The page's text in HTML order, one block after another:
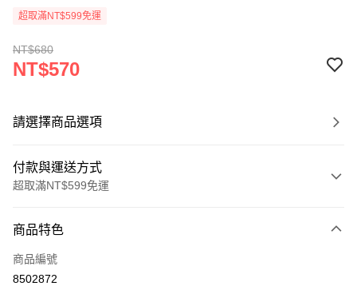
超取滿NT$599免運
NT$680
NT$570
請選擇商品選項
付款與運送方式
超取滿NT$599免運
信用卡一次付款
超商取貨付款
商品特色
商品編號
8502872